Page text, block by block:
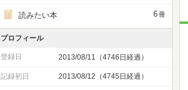
読みたい本 6冊
プロフィール
登録日 2013/08/11（4746日経過）
記録初日 2013/08/12（4745日経過）